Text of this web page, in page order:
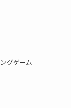
グゲーム